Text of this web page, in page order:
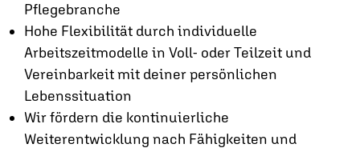
Pflegebranche
Hohe Flexibilität durch individuelle
Arbeitszeitmodelle in Voll- oder Teilzeit und
Vereinbarkeit mit deiner persönlichen
Lebenssituation
Wir fördern die kontinuierliche
Weiterentwicklung nach Fähigkeiten und